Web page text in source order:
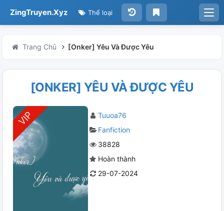
ZingTruyen.Xyz Thể loại
Trang Chủ [Onker] Yêu Và Được Yêu
[ONKER] YÊU VÀ ĐƯỢC YÊU
Tuuoa76
Fanfiction
38828
Hoàn thành
29-07-2024